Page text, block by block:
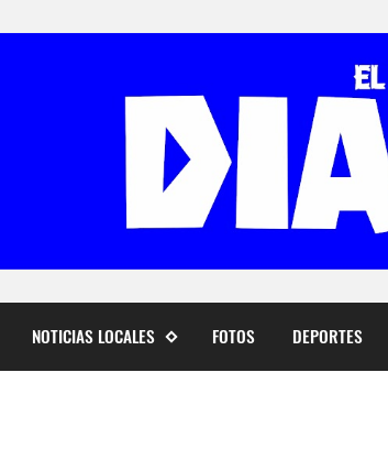
NOTICIAS LOCALES FOTOS DEPORTES